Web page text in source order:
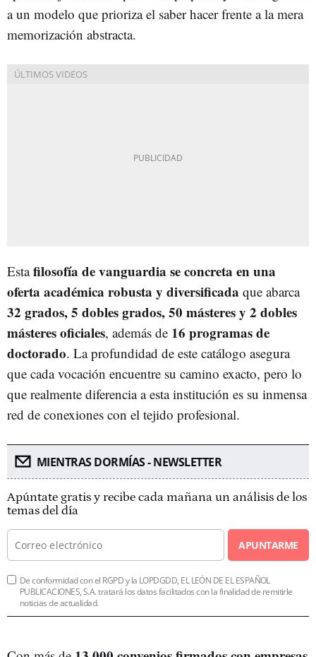
a un modelo que prioriza el saber hacer frente a la mera
memorización abstracta.
Estafilosofía de vanguardia se concreta en una
oferta académica robusta y diversificada que abarca
32 grados, 5 dobles grados, 50 másteres y 2 dobles
másteres oficiales, además de 16 programas de
doctorado. La profundidad de este catálogo asegura
que cada vocación encuentre su camino exacto, pero lo
que realmente diferencia a esta institución es su inmensa
red de conexiones con el tejido profesional.
MIENTRAS DORMÍAS - NEWSLETTER
Apúntate gratis y recibe cada mañana un análisis de los
temas del día
APUNTARME
De conformidad con el RGPD y la LOPDGDD, EL LEÓN DE EL ESPAÑOL
PUBLICACIONES, S.A. tratará los datos facilitados con la finalidad de remitirle
noticias de actualidad.